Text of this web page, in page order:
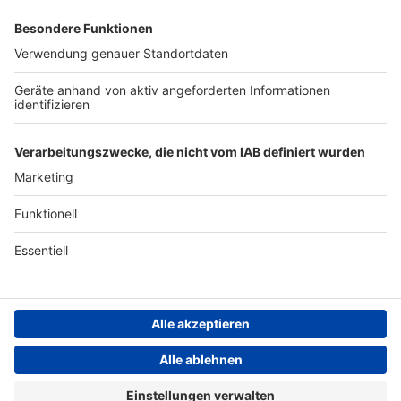
Werbepartnern und
„NotAufnahme“:
https://linktr.ee/notaufnah
Schickt gerne eine E-Mail
Archiv
ANTENNE BAYERN GROUP
Stiftung ANTENNE BAYERN
hilft
Teilnahmebedingungen
Grounding Page ANTENNE
BAYERN
Datenschutz­erklärung
einstellungen
Persönliche Datenkontrolle